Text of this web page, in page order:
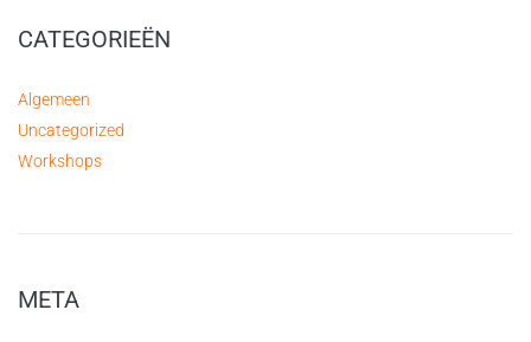
CATEGORIEËN
Algemeen
Uncategorized
Workshops
META